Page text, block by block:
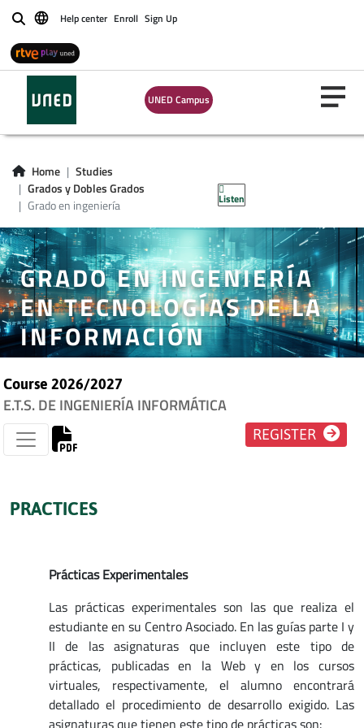
BuscarHelp center Enroll Sign Up
UNED Campus
Home
Studies
Grados y Dobles Grados
Grado en ingeniería
Listen
GRADO EN INGENIERÍA
EN TECNOLOGÍAS DE LA
INFORMACIÓN
Course 2026/2027
E.T.S. DE INGENIERÍA INFORMÁTICA
REGISTER
PRACTICES
Prácticas Experimentales
Las prácticas experimentales son las que realiza el
estudiante en su Centro Asociado. En las guías parte I y
II de las asignaturas que incluyen este tipo de
prácticas, publicadas en la Web y en los cursos
virtuales, respectivamente, el alumno encontrará
detallado el procedimiento de desarrollo exigido. Las
asignaturas que tienen este tipo de prácticas son: